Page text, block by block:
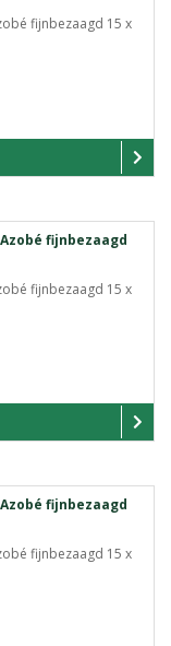
fijnbezaagd 15 x
fijnbezaagd
fijnbezaagd 15 x
fijnbezaagd
fijnbezaagd 15 x